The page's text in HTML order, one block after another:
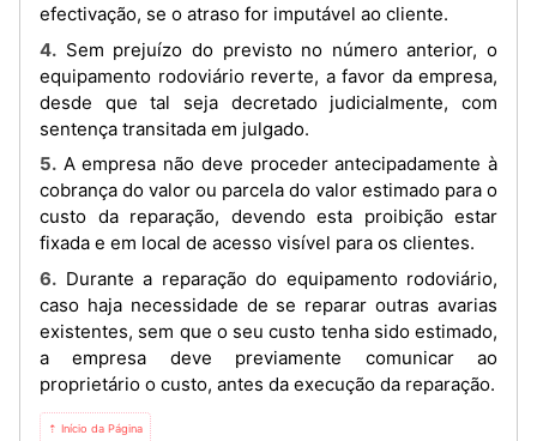
efectivação, se o atraso for imputável ao cliente.
4. Sem prejuízo do previsto no número anterior, o
equipamento rodoviário reverte, a favor da empresa,
desde que tal seja decretado judicialmente, com
sentença transitada em julgado.
5. A empresa não deve proceder antecipadamente à
cobrança do valor ou parcela do valor estimado para o
custo da reparação, devendo esta proibição estar
fixada e em local de acesso visível para os clientes.
6. Durante a reparação do equipamento rodoviário,
caso haja necessidade de se reparar outras avarias
existentes, sem que o seu custo tenha sido estimado,
a empresa deve previamente comunicar ao
proprietário o custo, antes da execução da reparação.
⇡ Início da Página